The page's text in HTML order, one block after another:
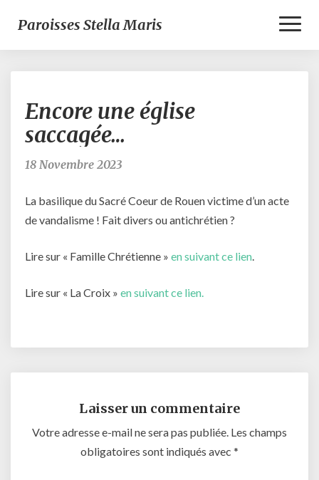
Paroisses Stella Maris
une
église
Encore une église
saccagée…
18 Novembre 2023
La basilique du Sacré Coeur de Rouen victime d’un acte
de vandalisme ! Fait divers ou antichrétien ?
Lire sur « Famille Chrétienne » en suivant ce lien.
Lire sur « La Croix » en suivant ce lien.
Laisser un commentaire
Votre adresse e-mail ne sera pas publiée. Les champs
obligatoires sont indiqués avec *